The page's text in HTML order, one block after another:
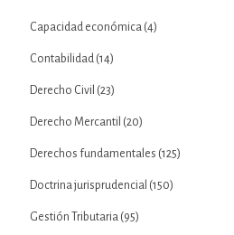
Capacidad económica (4)
Contabilidad (14)
Derecho Civil (23)
Derecho Mercantil (20)
Derechos fundamentales (125)
Doctrina jurisprudencial (150)
Gestión Tributaria (95)